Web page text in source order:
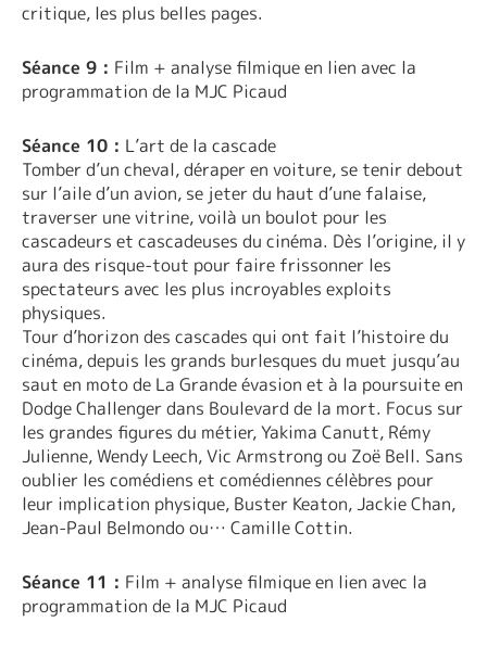
critique, les plus belles pages.
Séance 9 : Film + analyse filmique en lien avec la
programmation de la MJC Picaud
Séance 10 : L’art de la cascade
Tomber d’un cheval, déraper en voiture, se tenir debout
sur l’aile d’un avion, se jeter du haut d’une falaise,
traverser une vitrine, voilà un boulot pour les
cascadeurs et cascadeuses du cinéma. Dès l’origine, il y
aura des risque-tout pour faire frissonner les
spectateurs avec les plus incroyables exploits
physiques.
Tour d’horizon des cascades qui ont fait l’histoire du
cinéma, depuis les grands burlesques du muet jusqu’au
saut en moto de La Grande évasion et à la poursuite en
Dodge Challenger dans Boulevard de la mort. Focus sur
les grandes figures du métier, Yakima Canutt, Rémy
Julienne, Wendy Leech, Vic Armstrong ou Zoë Bell. Sans
oublier les comédiens et comédiennes célèbres pour
leur implication physique, Buster Keaton, Jackie Chan,
Jean-Paul Belmondo ou… Camille Cottin.
Séance 11 : Film + analyse filmique en lien avec la
programmation de la MJC Picaud